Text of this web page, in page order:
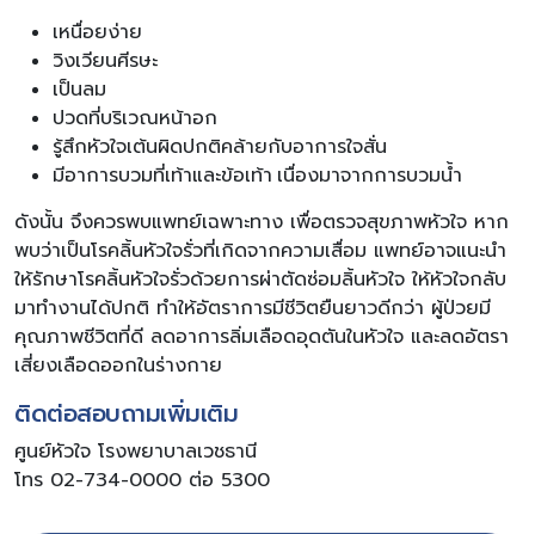
เหนื่อยง่าย
วิงเวียนศีรษะ
เป็นลม
ปวดที่บริเวณหน้าอก
รู้สึกหัวใจเต้นผิดปกติคล้ายกับอาการใจสั่น
มีอาการบวมที่เท้าและข้อเท้า เนื่องมาจากการบวมน้ำ
ดังนั้น จึงควรพบแพทย์เฉพาะทาง เพื่อตรวจสุขภาพหัวใจ หาก
พบว่าเป็นโรคลิ้นหัวใจรั่วที่เกิดจากความเสื่อม แพทย์อาจแนะนำ
ให้รักษาโรคลิ้นหัวใจรั่วด้วยการผ่าตัดซ่อมลิ้นหัวใจ ให้หัวใจกลับ
มาทำงานได้ปกติ ทำให้อัตราการมีชีวิตยืนยาวดีกว่า ผู้ป่วยมี
คุณภาพชีวิตที่ดี ลดอาการลิ่มเลือดอุดตันในหัวใจ และลดอัตรา
เสี่ยงเลือดออกในร่างกาย
ติดต่อสอบถามเพิ่มเติม
ศูนย์หัวใจ โรงพยาบาลเวชธานี
โทร 02-734-0000 ต่อ 5300